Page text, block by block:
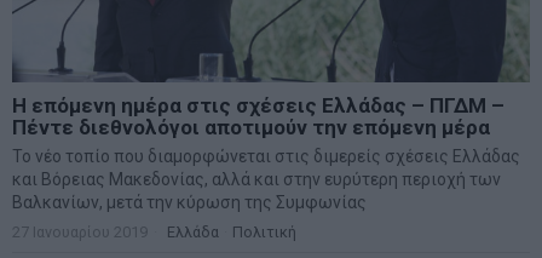
Η επόμενη ημέρα στις σχέσεις Ελλάδας – ΠΓΔΜ –
Πέντε διεθνολόγοι αποτιμούν την επόμενη μέρα
Το νέο τοπίο που διαμορφώνεται στις διμερείς σχέσεις Ελλάδας
και Βόρειας Μακεδονίας, αλλά και στην ευρύτερη περιοχή των
Βαλκανίων, μετά την κύρωση της Συμφωνίας
27 Ιανουαρίου 2019 Ελλάδα Πολιτική